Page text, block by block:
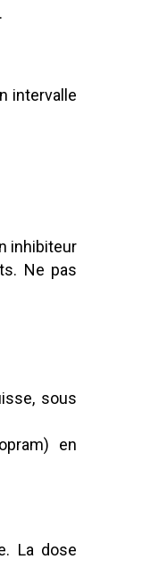
intervalle
inhibiteur
Ne pas
sous
en
La dose